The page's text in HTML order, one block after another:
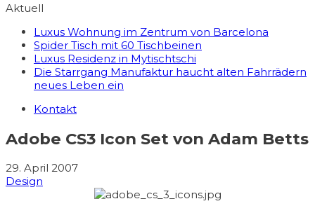
Aktuell
Luxus Wohnung im Zentrum von Barcelona
Spider Tisch mit 60 Tischbeinen
Luxus Residenz in Mytischtschi
Die Starrgang Manufaktur haucht alten Fahrrädern
neues Leben ein
Kontakt
Adobe CS3 Icon Set von Adam Betts
29. April 2007
Design